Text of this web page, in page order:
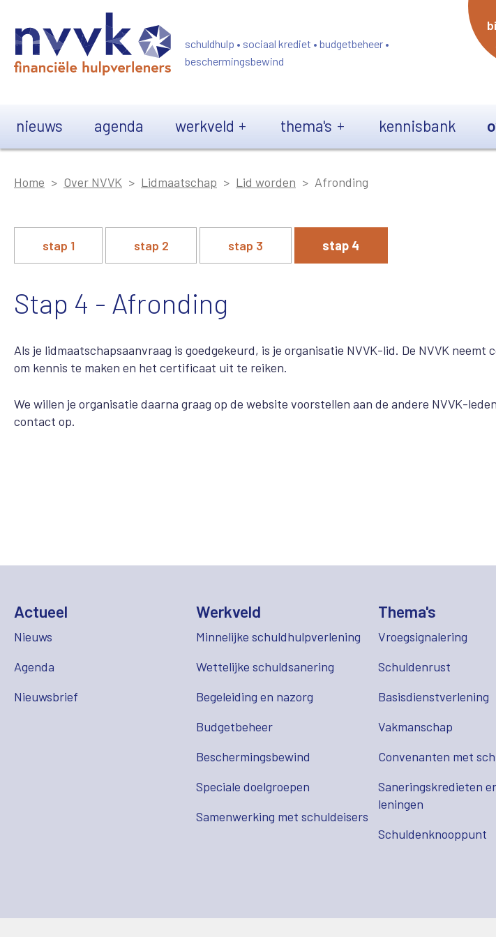
schuldhulp • sociaal krediet • budgetbeheer •
beschermingsbewind
nieuws agenda werkveld thema's kennisbank
Home Over NVVK Lidmaatschap Lid worden
Afronding
stap 1 stap 2 stap 3 stap 4
Stap 4 - Afronding
Als je lidmaatschapsaanvraag is goedgekeurd, is je organisatie NVVK-lid. De NVVK
om kennis te maken en het certificaat uit te reiken.
We willen je organisatie daarna graag op de website voorstellen aan de andere NVVK-
contact op.
Actueel
Nieuws
Agenda
Nieuwsbrief
Werkveld
Minnelijke schuldhulpverlening
Wettelijke schuldsanering
Begeleiding en nazorg
Budgetbeheer
Beschermingsbewind
Speciale doelgroepen
Samenwerking met schuldeisers
Thema's
Vroegsignalering
Schuldenrust
Basisdienstverlening
Vakmanschap
Convenanten met
Saneringskredieten
leningen
Schuldenknooppunt